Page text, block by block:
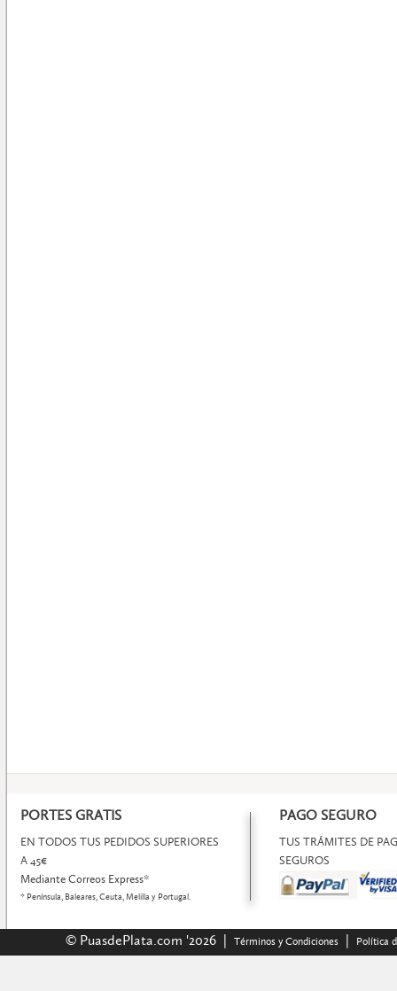
PORTES GRATIS
EN TODOS TUS PEDIDOS SUPERIORES
A 45€
Mediante Correos Express*
* Península, Baleares, Ceuta, Melilla y Portugal.
PAGO SEGURO
TUS TRÁMITES DE
SEGUROS
© PuasdePlata.com '2026 | Términos y Condiciones| Política